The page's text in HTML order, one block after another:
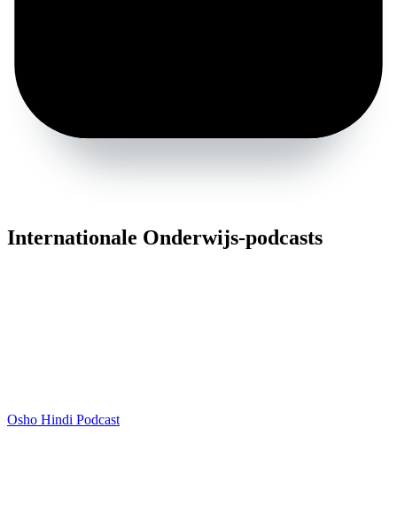
Internationale Onderwijs-podcasts
Osho Hindi Podcast